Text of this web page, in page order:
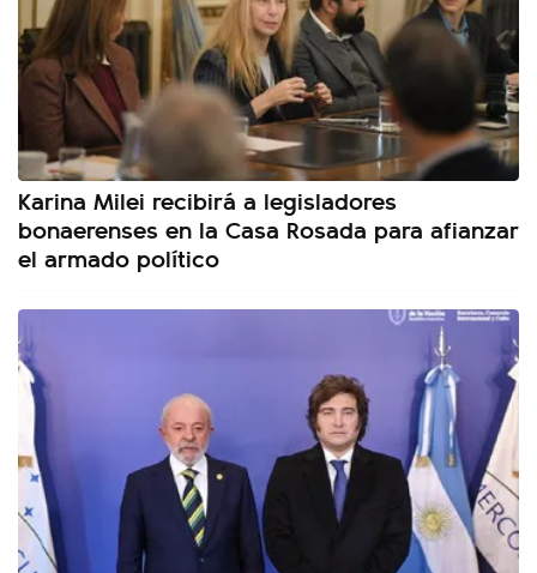
Karina Milei recibirá a legisladores
bonaerenses en la Casa Rosada para afianzar
el armado político